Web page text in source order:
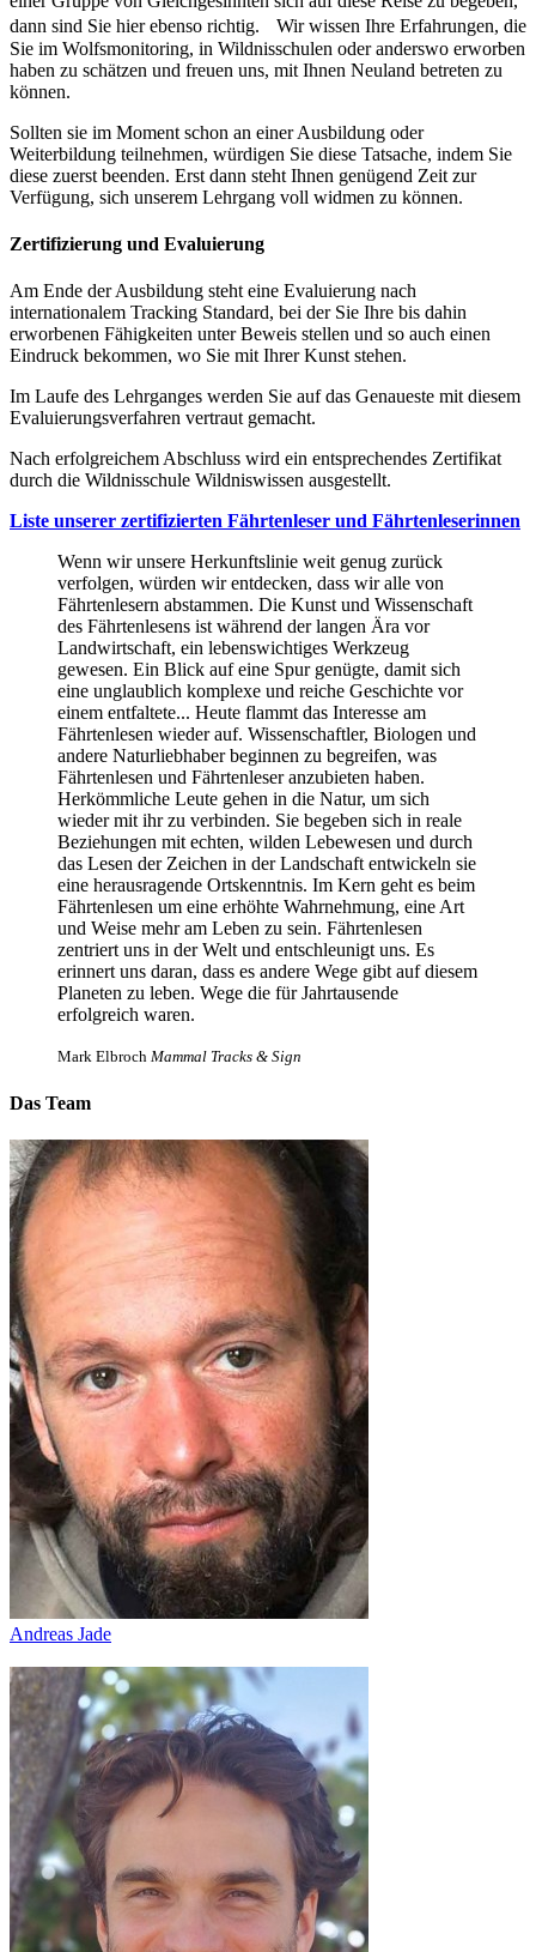
dann sind Sie hier ebenso richtig. Wir wissen Ihre Erfahrungen, die
Sie im Wolfsmonitoring, in Wildnisschulen oder anderswo erworben
haben zu schätzen und freuen uns, mit Ihnen Neuland betreten zu
können.
Sollten sie im Moment schon an einer Ausbildung oder
Weiterbildung teilnehmen, würdigen Sie diese Tatsache, indem Sie
diese zuerst beenden. Erst dann steht Ihnen genügend Zeit zur
Verfügung, sich unserem Lehrgang voll widmen zu können.
Zertifizierung und Evaluierung
Am Ende der Ausbildung steht eine Evaluierung nach
internationalem Tracking Standard, bei der Sie Ihre bis dahin
erworbenen Fähigkeiten unter Beweis stellen und so auch einen
Eindruck bekommen, wo Sie mit Ihrer Kunst stehen.
Im Laufe des Lehrganges werden Sie auf das Genaueste mit diesem
Evaluierungsverfahren vertraut gemacht.
Nach erfolgreichem Abschluss wird ein entsprechendes Zertifikat
durch die Wildnisschule Wildniswissen ausgestellt.
Liste unserer zertifizierten Fährtenleser und Fährtenleserinnen
Wenn wir unsere Herkunftslinie weit genug zurück
verfolgen, würden wir entdecken, dass wir alle von
Fährtenlesern abstammen. Die Kunst und Wissenschaft
des Fährtenlesens ist während der langen Ära vor
Landwirtschaft, ein lebenswichtiges Werkzeug
gewesen. Ein Blick auf eine Spur genügte, damit sich
eine unglaublich komplexe und reiche Geschichte vor
einem entfaltete... Heute flammt das Interesse am
Fährtenlesen wieder auf. Wissenschaftler, Biologen und
andere Naturliebhaber beginnen zu begreifen, was
Fährtenlesen und Fährtenleser anzubieten haben.
Herkömmliche Leute gehen in die Natur, um sich
wieder mit ihr zu verbinden. Sie begeben sich in reale
Beziehungen mit echten, wilden Lebewesen und durch
das Lesen der Zeichen in der Landschaft entwickeln sie
eine herausragende Ortskenntnis. Im Kern geht es beim
Fährtenlesen um eine erhöhte Wahrnehmung, eine Art
und Weise mehr am Leben zu sein. Fährtenlesen
zentriert uns in der Welt und entschleunigt uns. Es
erinnert uns daran, dass es andere Wege gibt auf diesem
Planeten zu leben. Wege die für Jahrtausende
erfolgreich waren.
Mark Elbroch Mammal Tracks & Sign
Das Team
Andreas Jade